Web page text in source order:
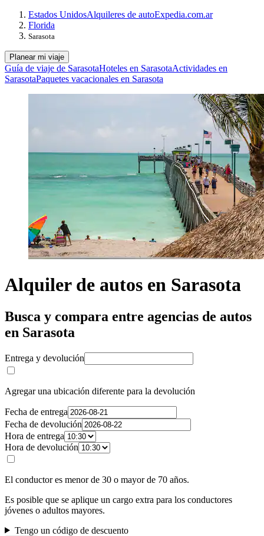
Estados UnidosAlquileres de autoExpedia.com.ar
Florida
Sarasota
Planear mi viaje
Guía de viaje de SarasotaHoteles en SarasotaActividades en
SarasotaPaquetes vacacionales en Sarasota
Alquiler de autos en Sarasota
Busca y compara entre agencias de autos
en Sarasota
Entrega y devolución
Agregar una ubicación diferente para la devolución
Fecha de entrega
Fecha de devolución
Hora de entrega
Hora de devolución
El conductor es menor de 30 o mayor de 70 años.
Es posible que se aplique un cargo extra para los conductores
jóvenes o adultos mayores.
Tengo un código de descuento